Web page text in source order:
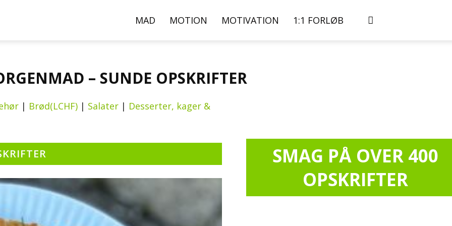
Videoer
MAD MOTION MOTIVATION 1:1 FORLØB
– SUNDE OPSKRIFTER
| Brød(LCHF) | Salater | Desserter, kager &
SMAG PÅ OVER 400
OPSKRIFTER